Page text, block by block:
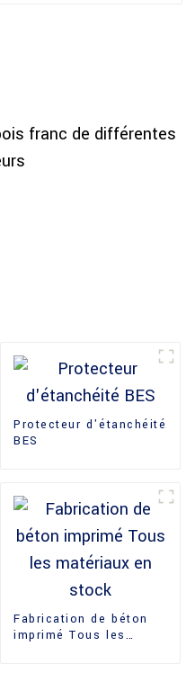
Protecteur d'étanchéité
BES
Fabrication de béton
imprimé Tous les